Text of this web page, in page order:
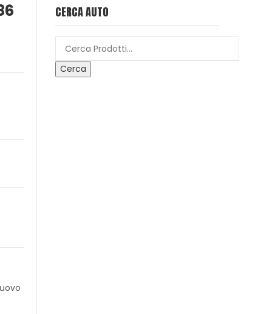
CERCA AUTO
Cerca